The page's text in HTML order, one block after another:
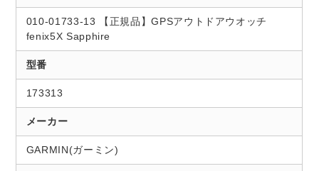
010-01733-13 【正規品】GPSアウトドアウオッチ
fenix5X Sapphire
型番
173313
メーカー
GARMIN(ガーミン)